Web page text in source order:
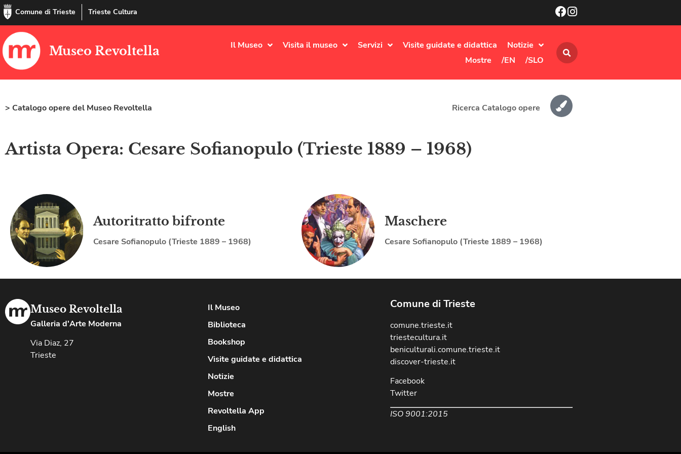
Comune di Trieste Trieste Cultura
Museo Revoltella Il Museo Visita il museo Servizi Visite guidate e didattica
Notizie
Mostre
/EN /SLO
> Catalogo opere del Museo Revoltella Ricerca Catalogo opere
Artista Opera: Cesare Sofianopulo (Trieste 1889 – 1968)
Autoritratto bifronte
Cesare Sofianopulo (Trieste 1889 – 1968)
Maschere
Cesare Sofianopulo (Trieste 1889 – 1968)
Museo Revoltella
Galleria d'Arte Moderna
Via Diaz, 27
Trieste
Il Museo
Biblioteca
Bookshop
Visite guidate e didattica
Notizie
Mostre
Revoltella App
English
Comune di Trieste
comune.trieste.it
triestecultura.it
beniculturali.comune.trieste.it
discover-trieste.it
Facebook
Twitter
ISO 9001:2015